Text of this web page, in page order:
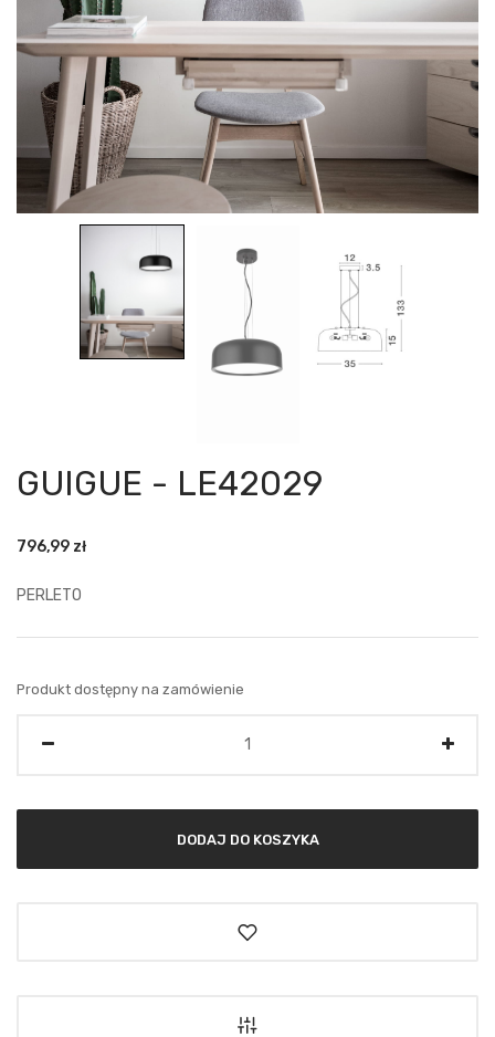
GUIGUE - LE42029
796,99 zł
PERLETO
Produkt dostępny na zamówienie
DODAJ DO KOSZYKA